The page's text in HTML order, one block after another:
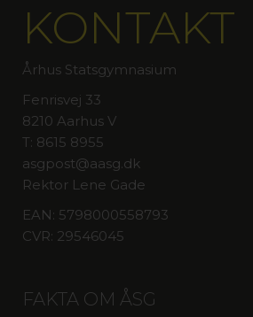
KONTAKT
Århus Statsgymnasium
Fenrisvej 33
8210 Aarhus V
T: 8615 8955
asgpost@aasg.dk
Rektor Lene Gade
EAN: 5798000558793
CVR: 29546045
FAKTA OM ÅSG